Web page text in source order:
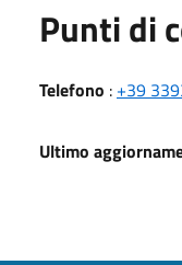
Punti di
Telefono : +39
Ultimo